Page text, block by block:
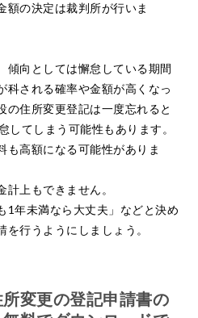
額の決定は裁判所が行いま
傾向としては懈怠している期間
科される確率や金額が高くなっ
の住所変更登記は一度忘れると
してしまう可能性もあります。
も高額になる可能性がありま
上もできません。
1年未満なら大丈夫」などと決め
行うようにしましょう。
変更の登記申請書の